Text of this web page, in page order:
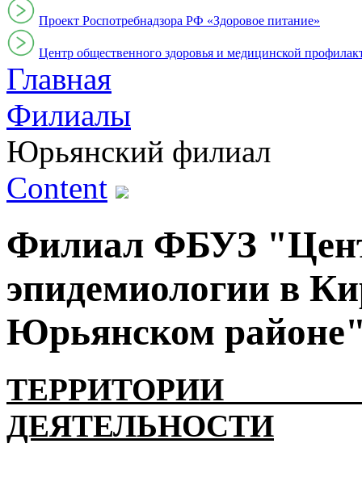
Проект Роспотребнадзора РФ «Здоровое питание»
Центр общественного здоровья и медицинской
Главная
Филиалы
Юрьянский филиал
Content
Филиал ФБУЗ
эпидемиологии в
Юрьянском
ТЕРРИТОРИИ
ДЕЯТЕЛЬНОСТИ